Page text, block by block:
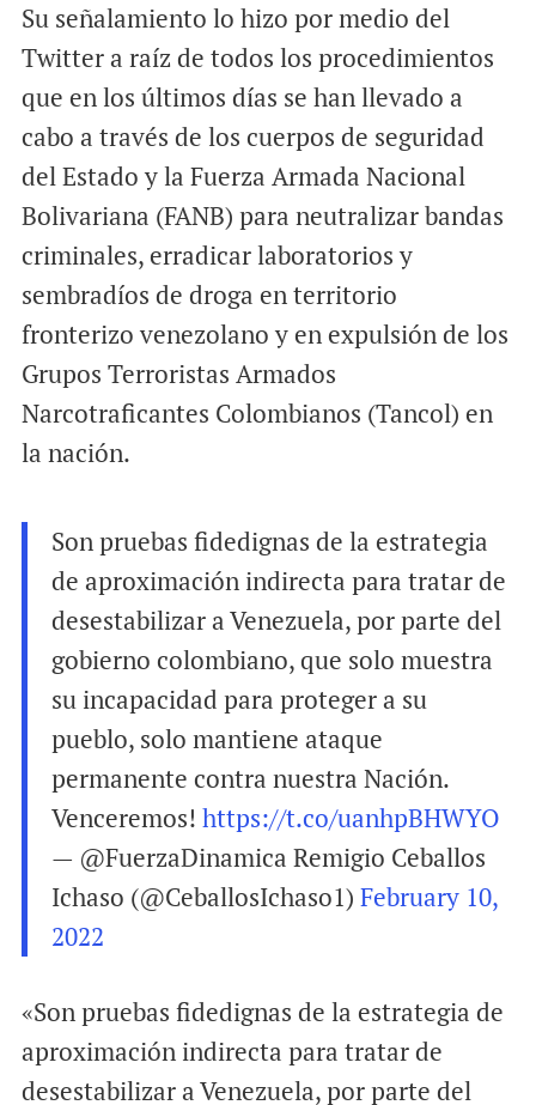
Su señalamiento lo hizo por medio del
Twitter a raíz de todos los procedimientos
que en los últimos días se han llevado a
cabo a través de los cuerpos de seguridad
del Estado y la Fuerza Armada Nacional
Bolivariana (FANB) para neutralizar bandas
criminales, erradicar laboratorios y
sembradíos de droga en territorio
fronterizo venezolano y en expulsión de los
Grupos Terroristas Armados
Narcotraficantes Colombianos (Tancol) en
la nación.
Son pruebas fidedignas de la estrategia
de aproximación indirecta para tratar de
desestabilizar a Venezuela, por parte del
gobierno colombiano, que solo muestra
su incapacidad para proteger a su
pueblo, solo mantiene ataque
permanente contra nuestra Nación.
Venceremos! https://t.co/uanhpBHWYO
— @FuerzaDinamica Remigio Ceballos
Ichaso (@CeballosIchaso1) February 10,
2022
«Son pruebas fidedignas de la estrategia de
aproximación indirecta para tratar de
desestabilizar a Venezuela, por parte del